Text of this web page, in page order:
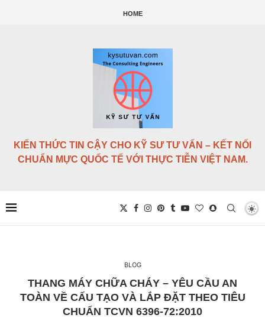
HOME
KIẾN THỨC TIN CẬY CHO KỸ SƯ TƯ VẤN – KẾT NỐI
CHUẨN MỰC QUỐC TẾ VỚI THỰC TIỄN VIỆT NAM.
BLOG
THANG MÁY CHỮA CHÁY – YÊU CẦU AN
TOÀN VỀ CẤU TẠO VÀ LẮP ĐẶT THEO TIÊU
CHUẨN TCVN 6396-72:2010